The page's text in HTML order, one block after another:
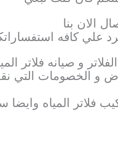
الان بنا
علي كافه
و صيانه فلاتر
الخصومات التي
فلاتر المياه وايضا